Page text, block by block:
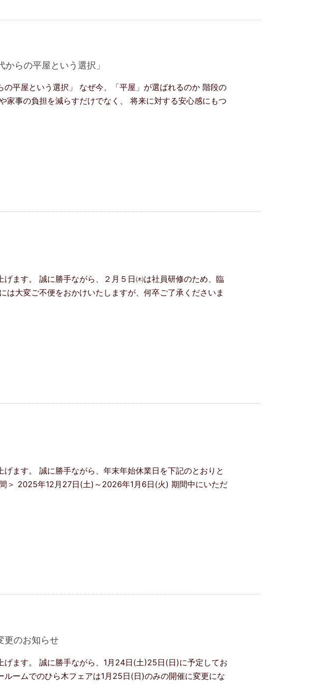
からの平屋という選択」
の平屋という選択」 なぜ今、「平屋」が選ばれるのか 階段の
家事の負担を減らすだけでなく、 将来に対する安心感にもつ
ます。 誠に勝手ながら、２月５日㈭は社員研修のため、臨
は大変ご不便をおかけいたしますが、何卒ご了承くださいま
ます。 誠に勝手ながら、年末年始休業日を下記のとおりと
＞ 2025年12月27日(土)～2026年1月6日(火) 期間中にいただ
更のお知らせ
げます。 誠に勝手ながら、1月24日(土)25日(日)に予定してお
ルームでのひら木フェアは1月25日(日)のみの開催に変更にな